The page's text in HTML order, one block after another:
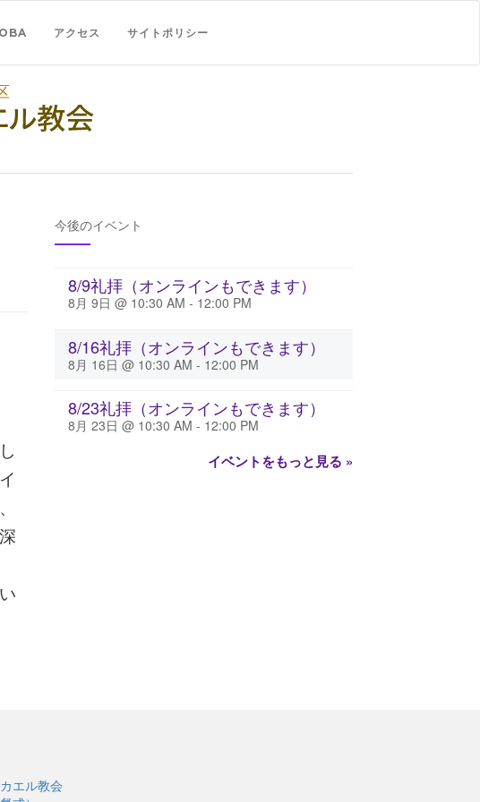
アクセス サイトポリシー
今後のイベント
8/9礼拝（オンラインもできます）
8月 9日 @ 10:30 AM - 12:00 PM
8/16礼拝（オンラインもできます）
8月 16日 @ 10:30 AM - 12:00 PM
8/23礼拝（オンラインもできます）
8月 23日 @ 10:30 AM - 12:00 PM
イベントをもっと見る »
エル教会